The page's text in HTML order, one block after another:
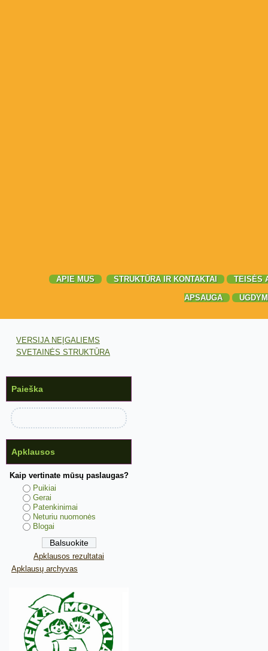
APIE MUS STRUKTŪRA IR KONTAKTAI TEISĖS
APSAUGA
VERSIJA NEĮGALIEMS
SVETAINĖS STRUKTŪRA
Paieška
Apklausos
Kaip vertinate mūsų paslaugas?
Puikiai
Gerai
Patenkinimai
Neturiu nuomonės
Blogai
Apklausos rezultatai
Apklausų archyvas